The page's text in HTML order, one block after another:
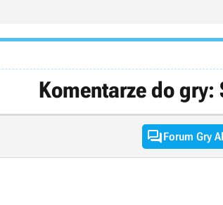
Komentarze do gry:
Forum Gry